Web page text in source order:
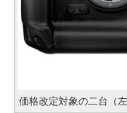
価格改定対象の二台（